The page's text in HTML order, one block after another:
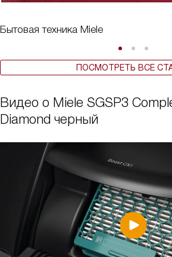
Бытовая техника Miele
ПОСМОТРЕТЬ ВСЕ
Видео о Miele SGSP3
Diamond черный